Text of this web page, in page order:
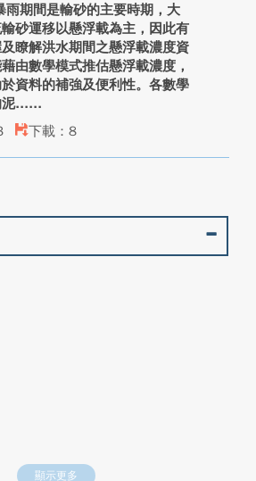
雨期間是輸砂的主要時期，大
砂運移以懸浮載為主，因此有
瞭解洪水期間之懸浮載濃度資
由數學模式推估懸浮載濃度，
資料的補強及便利性。各數學
...
下載：8
顯示更多